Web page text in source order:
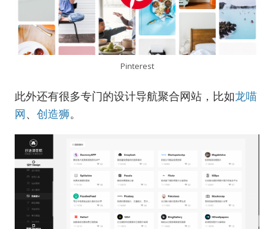
Pinterest
此外还有很多专门的设计导航聚合网站，比如龙喵
网、 创造狮。